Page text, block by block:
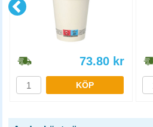
73.80 kr
KÖP